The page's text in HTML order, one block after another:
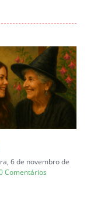
quinta-feira, 26 de junho de
| 0 Comentários